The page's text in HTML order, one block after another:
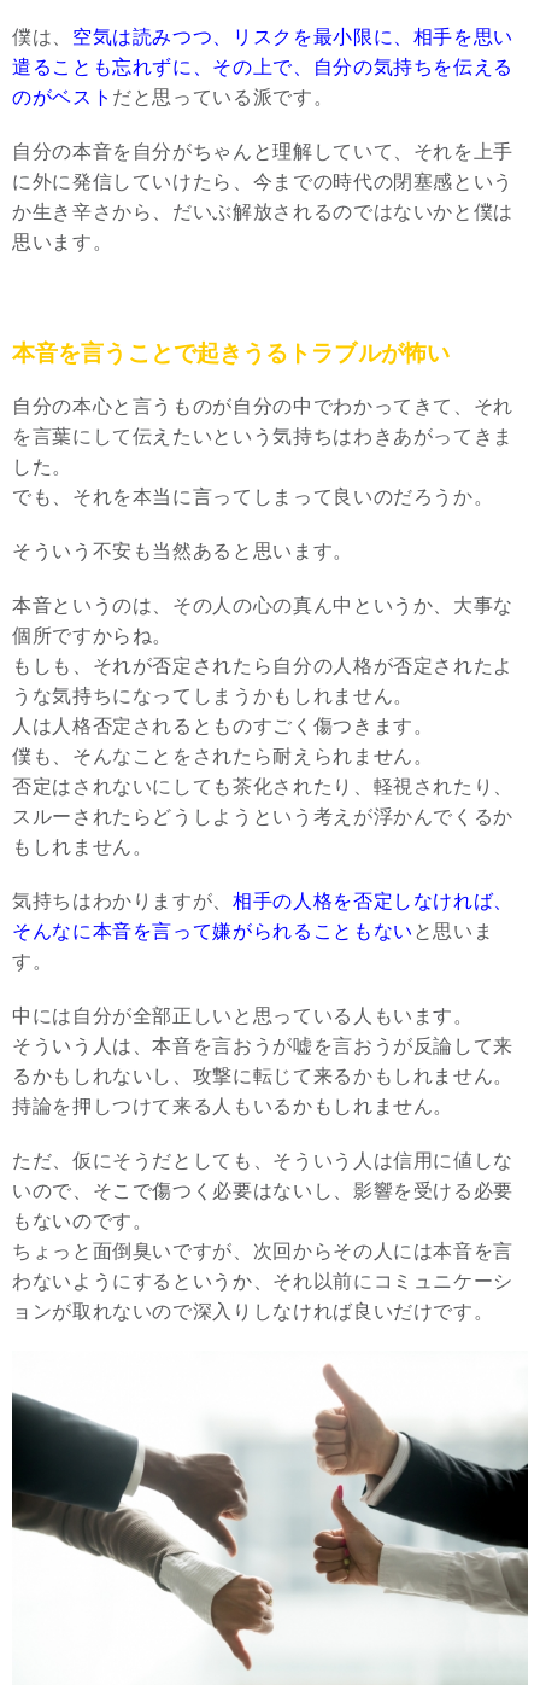
僕は、 空気は読みつつ、リスクを最小限に、相手を思い
遣ることも忘れずに、その上で、自分の気持ちを伝える
のがベスト だと思っている派です。
自分の本音を自分がちゃんと理解していて、それを上手
に外に発信していけたら、今までの時代の閉塞感という
か生き辛さから、だいぶ解放されるのではないかと僕は
思います。
本音を言うことで起きうるトラブルが怖い
自分の本心と言うものが自分の中でわかってきて、それ
を言葉にして伝えたいという気持ちはわきあがってきま
した。
でも、それを本当に言ってしまって良いのだろうか。
そういう不安も当然あると思います。
本音というのは、その人の心の真ん中というか、大事な
個所ですからね。
もしも、それが否定されたら自分の人格が否定されたよ
うな気持ちになってしまうかもしれません。
人は人格否定されるとものすごく傷つきます。
僕も、そんなことをされたら耐えられません。
否定はされないにしても茶化されたり、軽視されたり、
スルーされたらどうしようという考えが浮かんでくるか
もしれません。
気持ちはわかりますが、相手の人格を否定しなければ、
そんなに本音を言って嫌がられることもない と思いま
す。
中には自分が全部正しいと思っている人もいます。
そういう人は、本音を言おうが嘘を言おうが反論して来
るかもしれないし、攻撃に転じて来るかもしれません。
持論を押しつけて来る人もいるかもしれません。
ただ、仮にそうだとしても、そういう人は信用に値しな
いので、そこで傷つく必要はないし、影響を受ける必要
もないのです。
ちょっと面倒臭いですが、次回からその人には本音を言
わないようにするというか、それ以前にコミュニケーシ
ョンが取れないので深入りしなければ良いだけです。